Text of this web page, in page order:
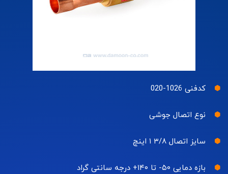
کدفنی 1026-020
نوع اتصال جوشی
سایز اتصال ۳/۸ ۱ اینچ
بازه دمایی ۵۰- تا ۱۴۰+ درجه سانتی گراد